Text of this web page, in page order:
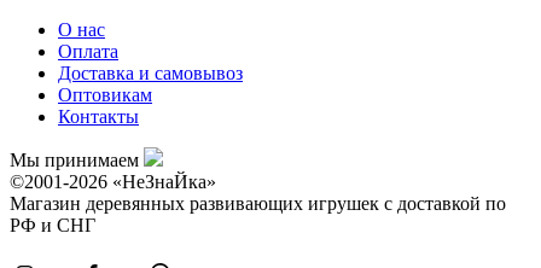
О нас
Оплата
Доставка и самовывоз
Оптовикам
Контакты
Мы принимаем
©2001-2026 «НеЗнаЙка»
Магазин деревянных развивающих игрушек с доставкой по
РФ и СНГ